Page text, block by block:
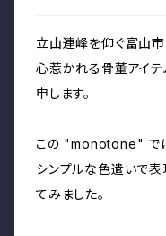
立山連峰を仰ぐ富山市
心惹かれる骨董アイ
申します。
この "monotone" では
シンプルな色遣いで表
てみました。